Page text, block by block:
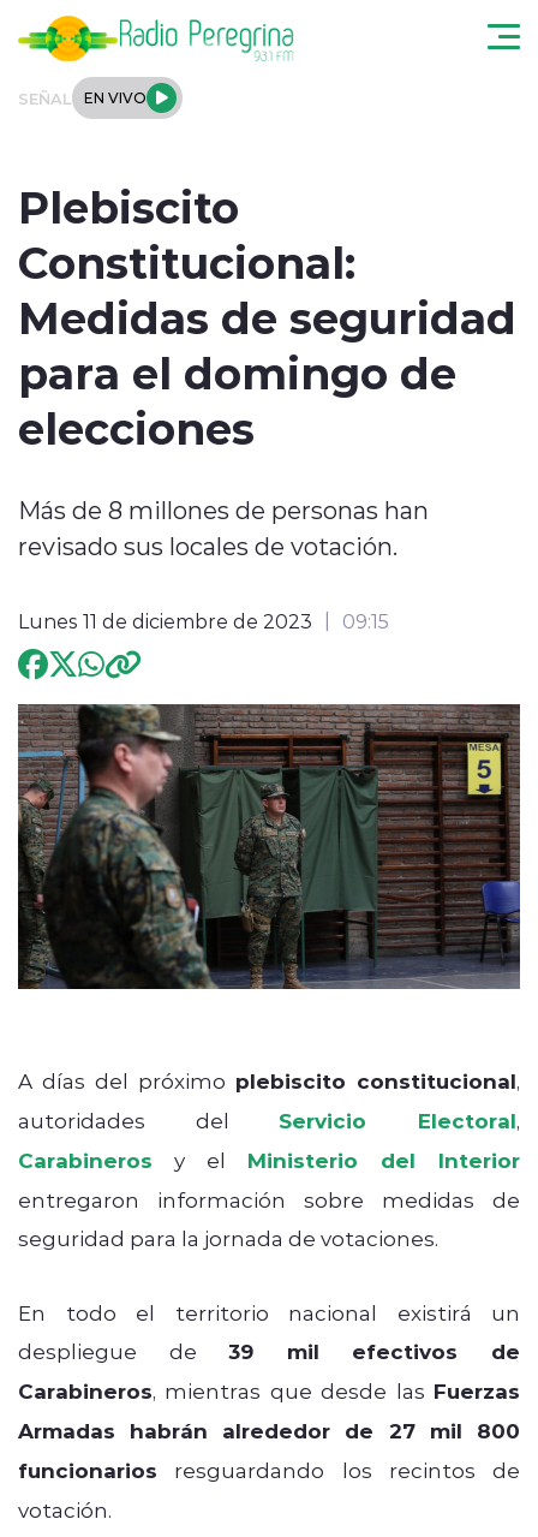
SEÑAL EN VIVO
Tendencias
Podcast
Internacional
Entrevistas
modo claro
Plebiscito
Constitucional:
Medidas de seguridad
para el domingo de
elecciones
Más de 8 millones de personas han
revisado sus locales de votación.
Lunes 11 de diciembre de 2023 09:15
A días del próximo plebiscito constitucional,
autoridades del Servicio Electoral,
Carabineros y el Ministerio del Interior
entregaron información sobre medidas de
seguridad para la jornada de votaciones.
En todo el territorio nacional existirá un
despliegue de39 mil efectivos de
Carabineros, mientras que desde las Fuerzas
Armadas habrán alrededor de 27 mil 800
funcionarios resguardando los recintos de
votación.